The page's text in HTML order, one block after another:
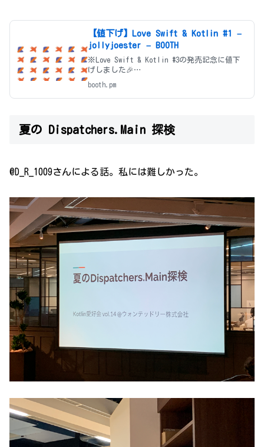
【値下げ】Love Swift & Kotlin #1 –
jollyjoester – BOOTH
※Love Swift & Kotlin #3の発売記念に値下
げしました🎉
9 本書はSwiftを愛するメンバーが集まる
Swift愛好会とKotli
booth.pm
夏の Dispatchers.Main 探検
@D_R_1009さんによる話。私には難しかった。